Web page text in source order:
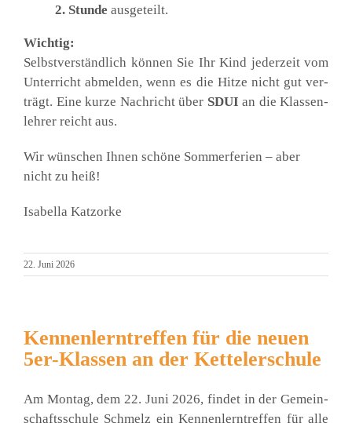
2. Stun­de aus­ge­teilt.
Wich­tig:
Selbst­ver­ständ­lich kön­nen Sie Ihr Kind jeder­zeit vom
Unter­richt abmel­den, wenn es die Hit­ze nicht gut ver­
trägt. Eine kur­ze Nach­richt über SDUI an die Klas­sen­
leh­rer reicht aus.
Wir wün­schen Ihnen schö­ne Som­mer­fe­ri­en – aber
nicht zu heiß!
Isa­bel­la Katz­or­ke
22. Juni 2026
Kennenlerntreffen für die neuen
5er-Klassen an der Kettelerschule
Am Mon­tag, dem 22. Juni 2026, fin­det in der Gemein­
schafts­schu­le Schmelz ein Ken­nen­lern­tref­fen für alle